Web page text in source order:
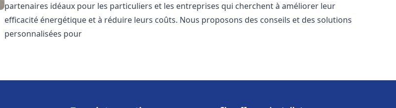
partenaires idéaux pour les particuliers et les entreprises qui cherchent à améliorer leur
efficacité énergétique et à réduire leurs coûts. Nous proposons des conseils et des solutions
personnalisées pour